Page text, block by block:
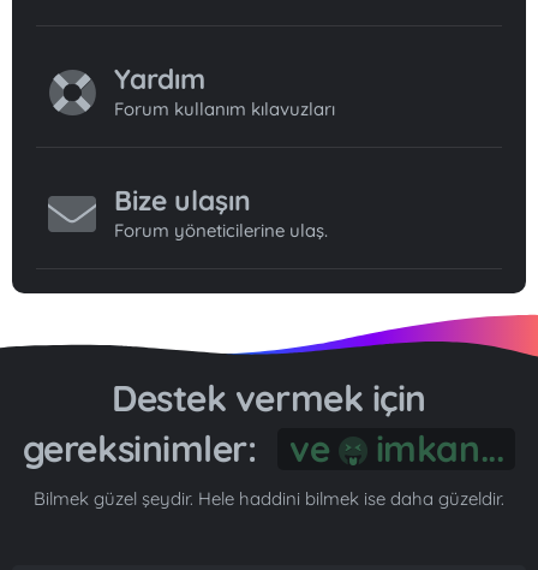
Yardım
Forum kullanım kılavuzları
Bize ulaşın
Forum yöneticilerine ulaş.
Destek vermek için
gereksinimler:
Bilmek güzel şeydir. Hele haddini bilmek ise daha güzeldir.